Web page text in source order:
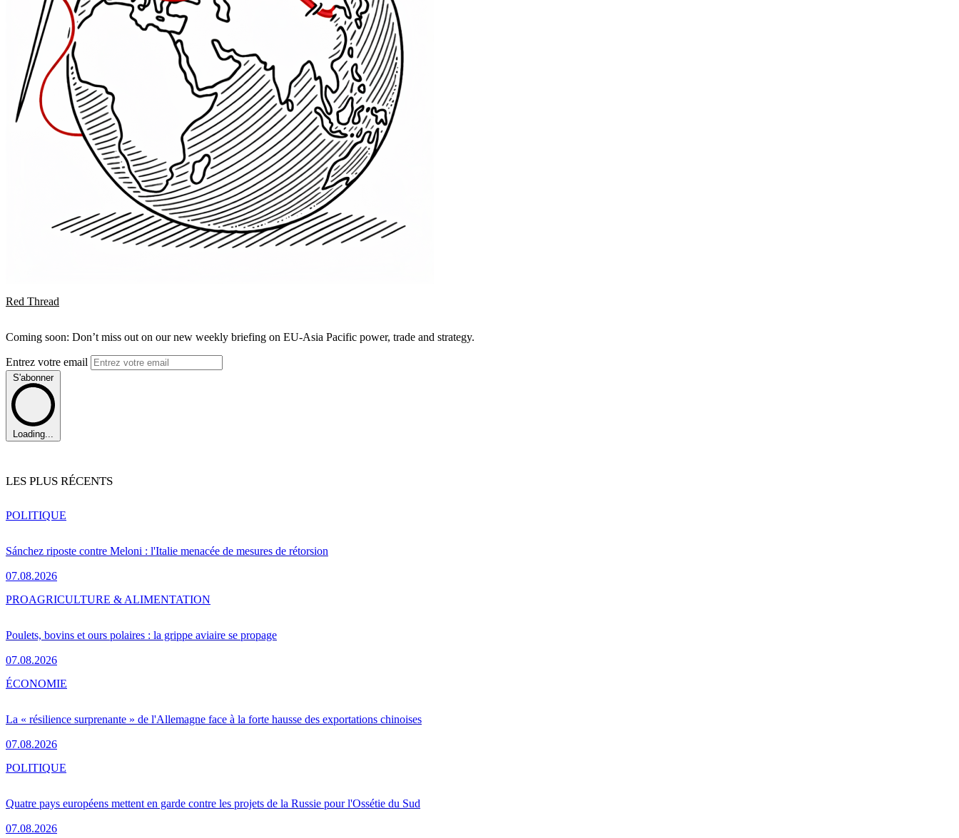
Red Thread
Coming soon: Don’t miss out on our new weekly briefing on EU-Asia Pacific power, trade and strategy.
Entrez votre email
S'abonner
Loading...
LES PLUS RÉCENTS
Sánchez riposte contre Meloni : l'Italie menacée de mesures de rétorsion
07.08.2026
POLITIQUE
Poulets, bovins et ours polaires : la grippe aviaire se propage
07.08.2026
PROAGRICULTURE & ALIMENTATION
La « résilience surprenante » de l'Allemagne face à la forte hausse des exportations chinoises
07.08.2026
ÉCONOMIE
Quatre pays européens mettent en garde contre les projets de la Russie pour l'Ossétie du Sud
07.08.2026
POLITIQUE